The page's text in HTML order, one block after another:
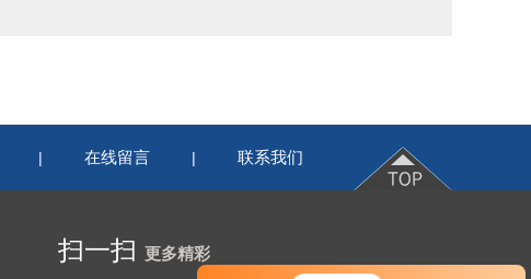
| 在线留言 | 联系我们
扫一扫 更多精彩